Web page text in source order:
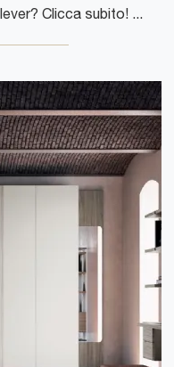
Cerchi un guardaroba W23 07 Clever? Clicca subito! Gli armadi a muro con ante a soffietto ti attendono.